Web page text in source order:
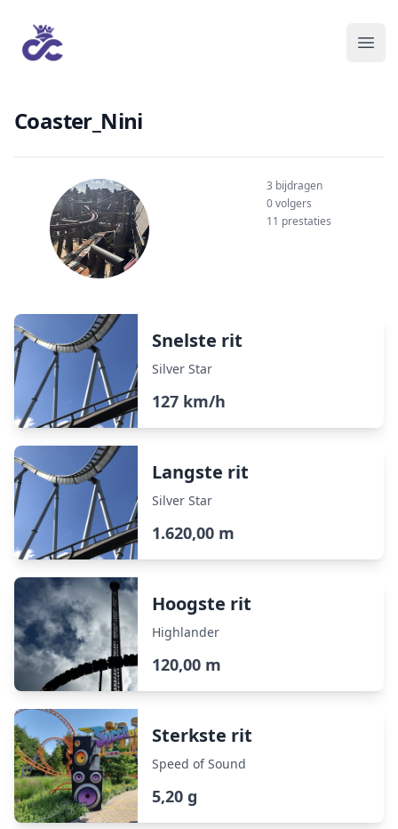
Coaster_Nini
3 bijdragen
0 volgers
11 prestaties
Snelste rit
Silver Star
127 km/h
Langste rit
Silver Star
1.620,00 m
Hoogste rit
Highlander
120,00 m
Sterkste rit
Speed of Sound
5,20 g